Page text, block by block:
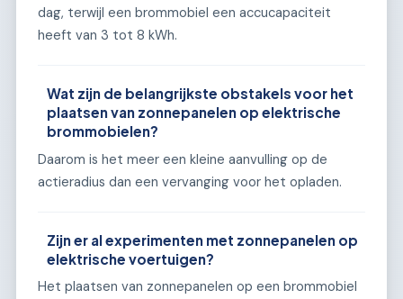
dag, terwijl een brommobiel een accucapaciteit
heeft van 3 tot 8 kWh.
Wat zijn de belangrijkste obstakels voor het
plaatsen van zonnepanelen op elektrische
brommobielen?
Daarom is het meer een kleine aanvulling op de
actieradius dan een vervanging voor het opladen.
Zijn er al experimenten met zonnepanelen op
elektrische voertuigen?
Het plaatsen van zonnepanelen op een brommobiel